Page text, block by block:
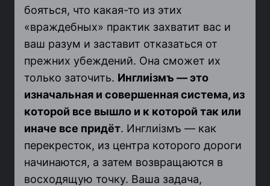
бояться, что какая-то из этих
«враждебных» практик захватит вас и
ваш разум и заставит отказаться от
прежних убеждений. Она сможет их
только заточить. Инглиiзмъ — это
изначальная и совершенная система, из
которой все вышло и к которой так или
иначе все придёт. Инглиiзмъ — как
перекресток, из центра которого дороги
начинаются, а затем возвращаются в
восходящую точку. Ваша задача,